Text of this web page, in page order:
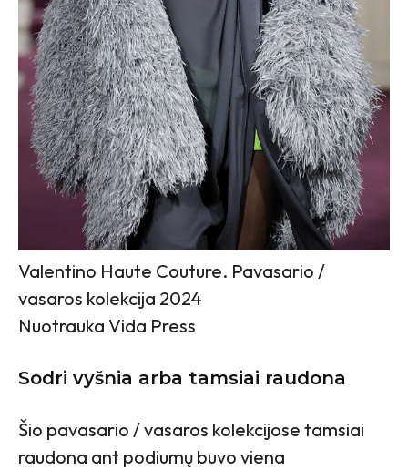
Valentino Haute Couture. Pavasario /
vasaros kolekcija 2024
Nuotrauka Vida Press
Sodri vyšnia arba tamsiai raudona
Šio pavasario / vasaros kolekcijose tamsiai
raudona ant podiumų buvo viena